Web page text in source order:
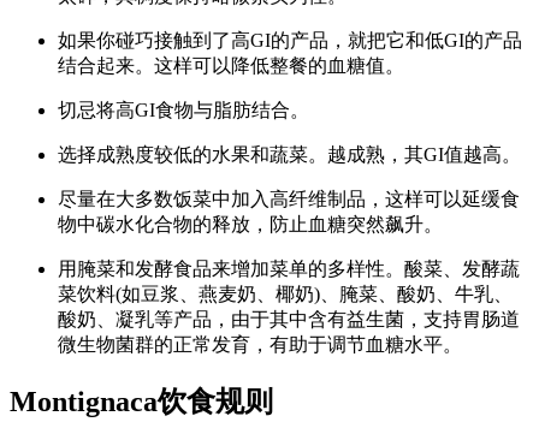
如果你碰巧接触到了高GI的产品，就把它和低GI的产品
结合起来。这样可以降低整餐的血糖值。
切忌将高GI食物与脂肪结合。
选择成熟度较低的水果和蔬菜。越成熟，其GI值越高。
尽量在大多数饭菜中加入高纤维制品，这样可以延缓食
物中碳水化合物的释放，防止血糖突然飙升。
用腌菜和发酵食品来增加菜单的多样性。酸菜、发酵蔬
菜饮料(如豆浆、燕麦奶、椰奶)、腌菜、酸奶、牛乳、
酸奶、凝乳等产品，由于其中含有益生菌，支持胃肠道
微生物菌群的正常发育，有助于调节血糖水平。
Montignaca饮食规则